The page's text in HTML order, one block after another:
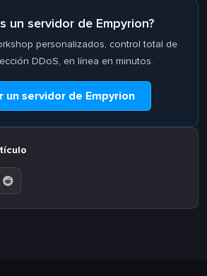
un servidor de Empyrion?
personalizados, control total de
DDoS, en línea en minutos.
un servidor de Empyrion